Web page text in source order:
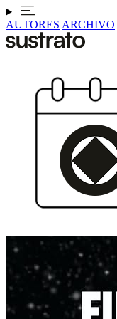
AUTORES ARCHIVO